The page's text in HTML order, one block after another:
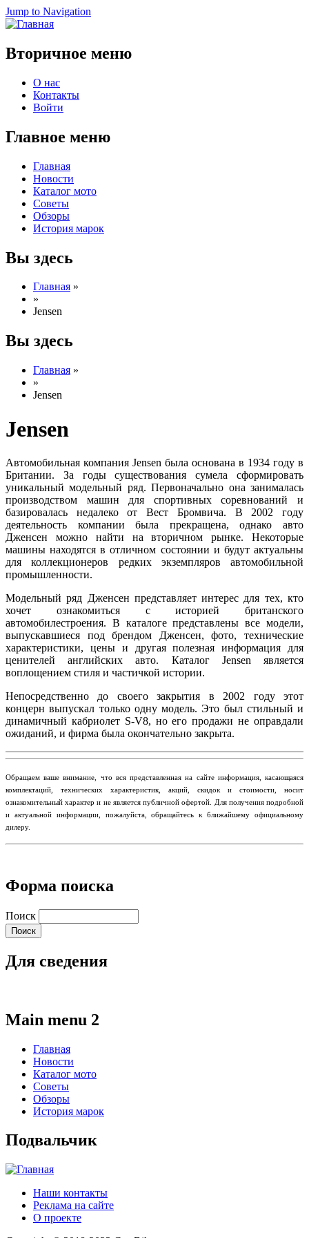
Jump to Navigation
Вторичное меню
О нас
Контакты
Войти
Главное меню
Главная
Новости
Каталог мото
Советы
Обзоры
История марок
Вы здесь
Главная »
»
Jensen
Вы здесь
Главная »
»
Jensen
Jensen
Автомобильная компания Jensen была основана в 1934 году в
Британии. За годы существования сумела сформировать
уникальный модельный ряд. Первоначально она занималась
производством машин для спортивных соревнований и
базировалась недалеко от Вест Бромвича. В 2002 году
деятельность компании была прекращена, однако авто
Дженсен можно найти на вторичном рынке. Некоторые
машины находятся в отличном состоянии и будут актуальны
для коллекционеров редких экземпляров автомобильной
промышленности.
Модельный ряд Дженсен представляет интерес для тех, кто
хочет ознакомиться с историей британского
автомобилестроения. В каталоге представлены все модели,
выпускавшиеся под брендом Дженсен, фото, технические
характеристики, цены и другая полезная информация для
ценителей английских авто. Каталог Jensen является
воплощением стиля и частичкой истории.
Непосредственно до своего закрытия в 2002 году этот
концерн выпускал только одну модель. Это был стильный и
динамичный кабриолет S-V8, но его продажи не оправдали
ожиданий, и фирма была окончательно закрыта.
​Обращаем ваше внимание, что вся представленная на сайте информация, касающаяся
комплектаций, технических характеристик, акций, скидок и стоимости, носит
ознакомительный характер и не является публичной офертой. Для получения подробной
и актуальной информации, пожалуйста, обращайтесь к ближайшему официальному
дилеру.
Форма поиска
Поиск
Для сведения
Main menu 2
Главная
Новости
Каталог мото
Советы
Обзоры
История марок
Подвальчик
Наши контакты
Реклама на сайте
О проекте